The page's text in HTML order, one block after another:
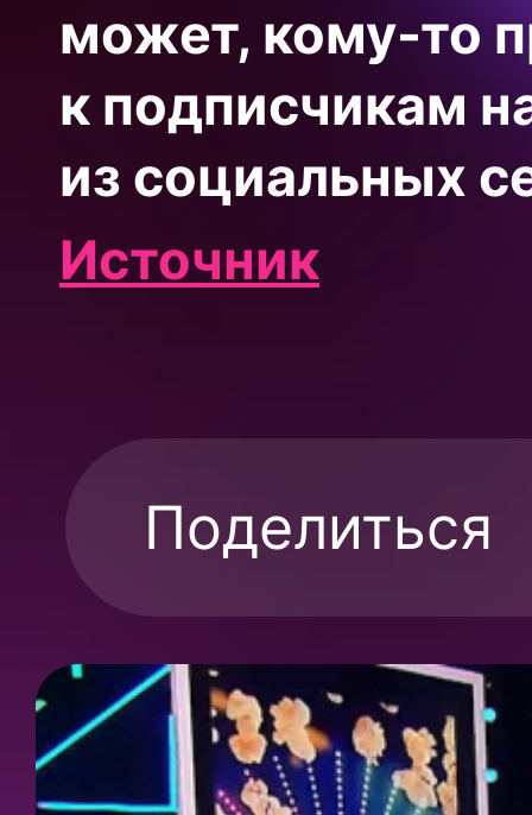
может, кому-то
к подписчикам
из социальных
Источник
Поделиться